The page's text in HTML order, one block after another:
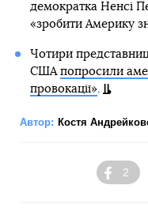
демократка Ненсі
«зробити Америку
Чотири
США попросили
провокації».
Автор: Костя
2